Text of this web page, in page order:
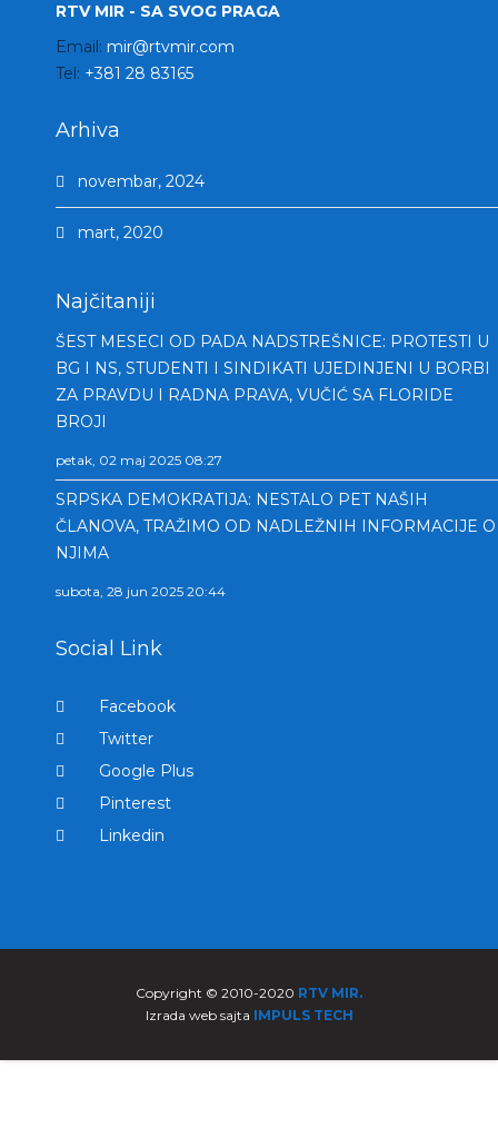
RTV MIR - SA SVOG PRAGA
Email: mir@rtvmir.com
Tel: +381 28 83165
Arhiva
novembar, 2024
mart, 2020
Najčitaniji
ŠEST MESECI OD PADA NADSTREŠNICE: PROTESTI U
BG I NS, STUDENTI I SINDIKATI UJEDINJENI U BORBI
ZA PRAVDU I RADNA PRAVA, VUČIĆ SA FLORIDE
BROJI
petak, 02 maj 2025 08:27
SRPSKA DEMOKRATIJA: NESTALO PET NAŠIH
ČLANOVA, TRAŽIMO OD NADLEŽNIH INFORMACIJE O
NJIMA
subota, 28 jun 2025 20:44
Social Link
Facebook
Twitter
Google Plus
Pinterest
Linkedin
Copyright © 2010-2020 RTV MIR.
Izrada web sajta IMPULS TECH